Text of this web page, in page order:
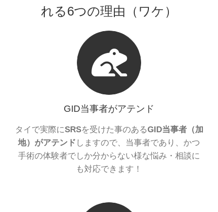
れる6つの理由（ワケ）
GID当事者がアテンド
タイで実際にSRSを受けた事のあるGID当事者（加
地）がアテンド しますので、当事者であり、かつ
手術の体験者でしか分からない様な悩み・相談に
も対応できます！